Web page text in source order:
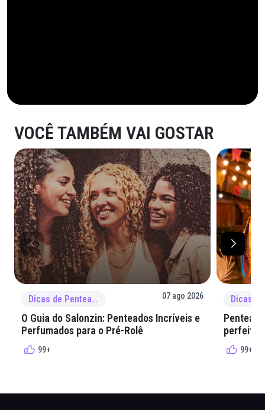
VOCÊ TAMBÉM VAI GOSTAR
Dicas de Penteado 07 ago 2026
O Guia do Salonzin: Penteados Incríveis e
Perfumados para o Pré-Rolê
99+
perfeita
99+